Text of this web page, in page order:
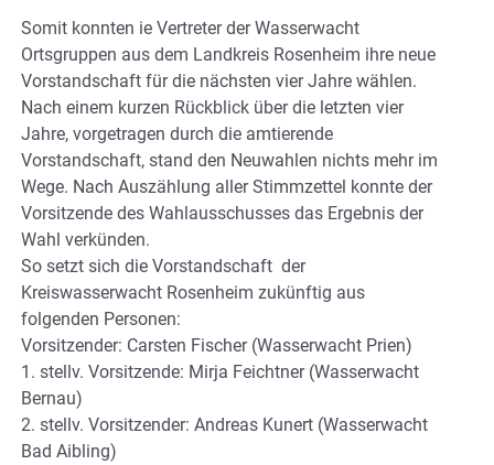
Somit konnten ie Vertreter der Wasserwacht
Ortsgruppen aus dem Landkreis Rosenheim ihre neue
Vorstandschaft für die nächsten vier Jahre wählen.
Nach einem kurzen Rückblick über die letzten vier
Jahre, vorgetragen durch die amtierende
Vorstandschaft, stand den Neuwahlen nichts mehr im
Wege. Nach Auszählung aller Stimmzettel konnte der
Vorsitzende des Wahlausschusses das Ergebnis der
Wahl verkünden.
So setzt sich die Vorstandschaft der
Kreiswasserwacht Rosenheim zukünftig aus
folgenden Personen:
Vorsitzender: Carsten Fischer (Wasserwacht Prien)
1. stellv. Vorsitzende: Mirja Feichtner (Wasserwacht
Bernau)
2. stellv. Vorsitzender: Andreas Kunert (Wasserwacht
Bad Aibling)